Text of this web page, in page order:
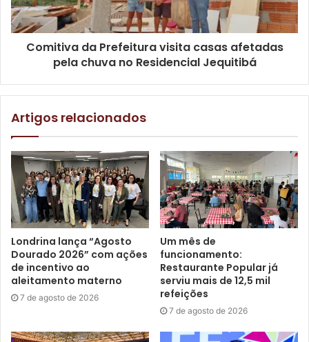
Londrina e o Conselho Superior do IAB-PR. Sua trajetória
combina conhecimento técnico e liderança no campo do
urbanismo e planejamento.
Comitiva da Prefeitura visita casas afetadas
pela chuva no Residencial Jequitibá
Artigos relacionados
Londrina lança “Agosto
Dourado 2026” com ações
de incentivo ao
aleitamento materno
7 de agosto de 2026
Um mês de
funcionamento:
Restaurante Popular já
serviu mais de 12,5 mil
refeições
7 de agosto de 2026